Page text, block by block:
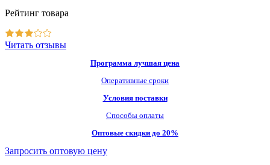
Рейтинг товара
Читать отзывы
Программа лучшая цена
Оперативные сроки
Условия поставки
Способы оплаты
Оптовые скидки до 20%
Запросить оптовую цену